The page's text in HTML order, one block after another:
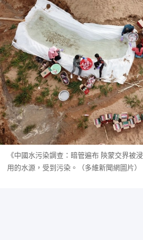
《中國水污染調查：暗管遍布 陝蒙交界被
用的水源，受到污染。（多維新聞網圖片）